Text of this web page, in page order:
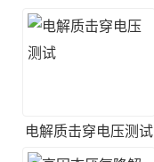
电解质击穿电压测试